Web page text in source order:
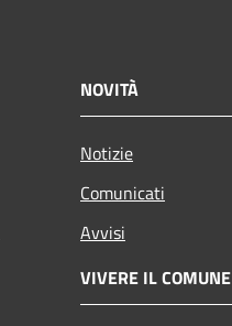
NOVITÀ
Notizie
Comunicati
Avvisi
VIVERE IL COMUNE